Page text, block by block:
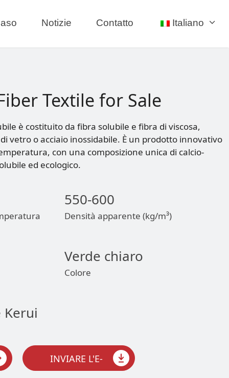
Notizie Contatto Italiano
Textile for Sale
è costituito da fibra solubile e fibra di viscosa,
vetro o acciaio inossidabile. È un prodotto innovativo
con una composizione unica di calcio-
ed ecologico.
550-600
Densità apparente (kg/m³)
Verde chiaro
Colore
INVIARE L'E-